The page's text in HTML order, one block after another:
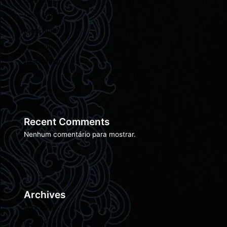
(sem título)
(sem título)
(sem título)
(sem título)
Recent Comments
Nenhum comentário para mostrar.
Archives
abril 2026
abril 2024